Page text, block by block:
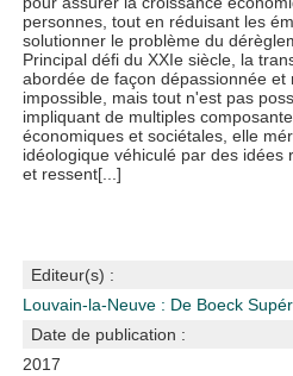
personnes, tout en réduisant les
solutionner le problème du
Principal défi du XXIe siècle, la
abordée de façon dépassionnée et
impossible, mais tout n'est pas
impliquant de multiples
économiques et sociétales, elle
idéologique véhiculé par des idées
et ressent[...]
Editeur(s) :
Louvain-la-Neuve : De Boeck
Date de publication :
2017